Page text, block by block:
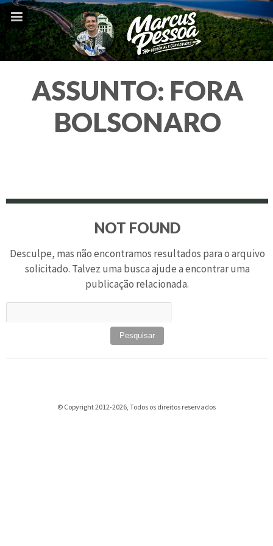
ASSUNTO: FORA
BOLSONARO
NOT FOUND
Desculpe, mas não encontramos resultados para o arquivo
solicitado. Talvez uma busca ajude a encontrar uma
publicação relacionada.
por:
© Copyright 2012-2026, Todos os direitos reservados